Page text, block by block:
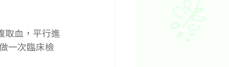
一次臨床檢